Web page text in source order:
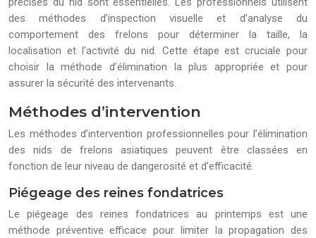
des méthodes d’inspection visuelle et d’analyse du
comportement des frelons pour déterminer la taille, la
localisation et l’activité du nid. Cette étape est cruciale pour
choisir la méthode d’élimination la plus appropriée et pour
assurer la sécurité des intervenants.
Méthodes d’intervention
Les méthodes d’intervention professionnelles pour l’élimination
des nids de frelons asiatiques peuvent être classées en
fonction de leur niveau de dangerosité et d’efficacité.
Piégeage des reines fondatrices
Le piégeage des reines fondatrices au printemps est une
méthode préventive efficace pour limiter la propagation des